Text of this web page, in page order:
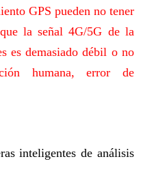
GPS pueden no tener
la señal 4G/5G de la
es demasiado débil o no
humana, error de
inteligentes de análisis